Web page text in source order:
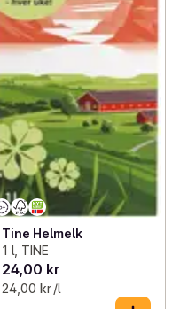
Tine Helmelk
1 l, TINE
24,00 kr
24,00 kr /l